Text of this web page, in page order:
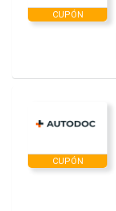
CUPÓN
CUPÓN